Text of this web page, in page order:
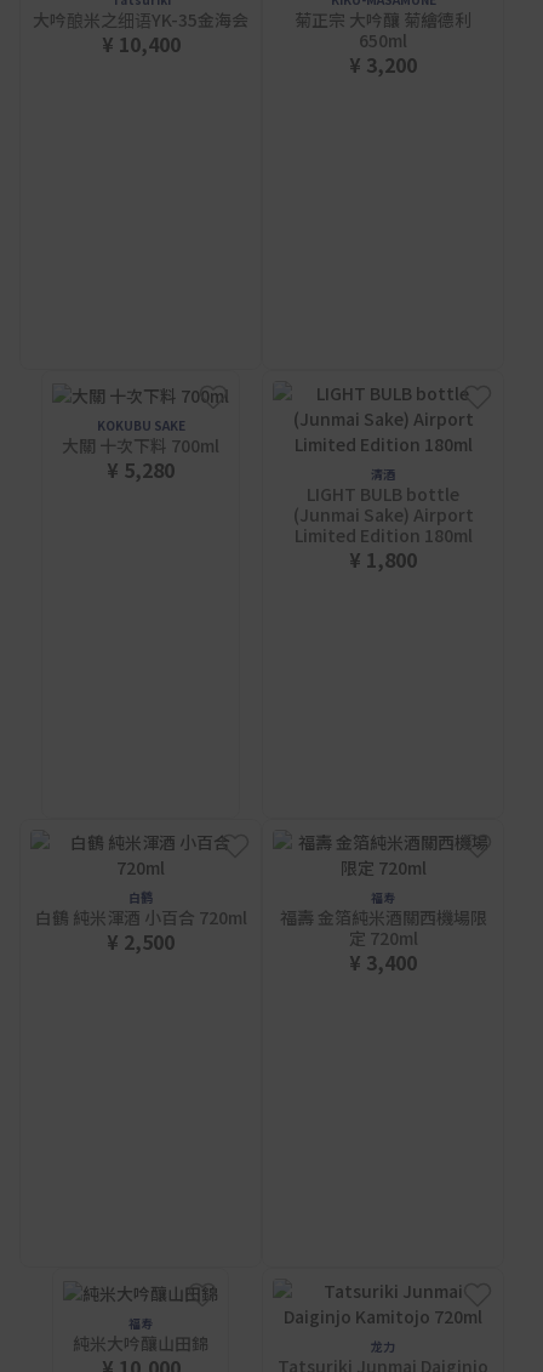
大吟酿米之细语YK-35金海会
¥ 10,400
菊正宗 大吟釀 菊繪德利
650ml
¥ 3,200
KOKUBU SAKE
大關 十次下料 700ml
¥ 5,280 清酒
LIGHT BULB bottle
(Junmai Sake) Airport
Limited Edition 180ml
¥ 1,800
白鹤
白鶴 純米渾酒 小百合 720ml
¥ 2,500
福寿
福壽 金箔純米酒關西機場限
定 720ml
¥ 3,400
福寿
純米大吟釀山田錦 龙力
Tatsuriki Junmai Daiginjo